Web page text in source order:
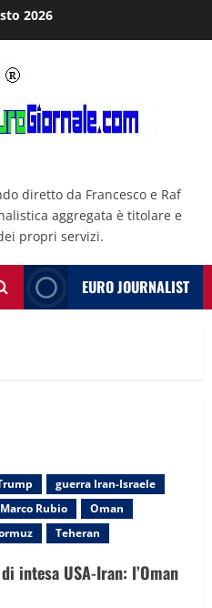
2026
diretto da Francesco e Raf
aggregata è titolare e
propri servizi.
EURO JOURNALIST
guerra Iran-Israele
Marco Rubio
Oman
Teheran
intesa USA-Iran: l’Oman